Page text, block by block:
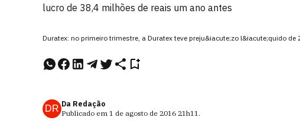
lucro de 38,4 milhões de reais um ano antes
Duratex: no primeiro trimestre, a Duratex teve preju&iacute;zo l&iacute;quido de
DR Da Redação
Publicado em 1 de agosto de 2016 21h11.